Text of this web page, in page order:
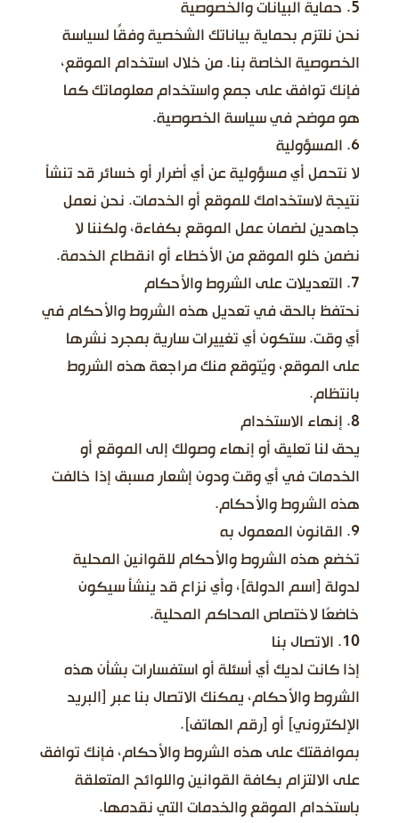
5. حماية البيانات والخصوصية
نحن نلتزم بحماية بياناتك الشخصية وفقًا لسياسة
الخصوصية الخاصة بنا. من خلال استخدام الموقع،
فإنك توافق على جمع واستخدام معلوماتك كما
هو موضح في سياسة الخصوصية.
6. المسؤولية
لا نتحمل أي مسؤولية عن أي أضرار أو خسائر قد تنشأ
نتيجة لاستخدامك للموقع أو الخدمات. نحن نعمل
جاهدين لضمان عمل الموقع بكفاءة، ولكننا لا
نضمن خلو الموقع من الأخطاء أو انقطاع الخدمة.
7. التعديلات على الشروط والأحكام
نحتفظ بالحق في تعديل هذه الشروط والأحكام في
أي وقت. ستكون أي تغييرات سارية بمجرد نشرها
على الموقع، ويُتوقع منك مراجعة هذه الشروط
بانتظام.
8. إنهاء الاستخدام
يحق لنا تعليق أو إنهاء وصولك إلى الموقع أو
الخدمات في أي وقت ودون إشعار مسبق إذا خالفت
هذه الشروط والأحكام.
9. القانون المعمول به
تخضع هذه الشروط والأحكام للقوانين المحلية
لدولة [اسم الدولة]، وأي نزاع قد ينشأ سيكون
خاضعًا لاختصاص المحاكم المحلية.
10. الاتصال بنا
إذا كانت لديك أي أسئلة أو استفسارات بشأن هذه
الشروط والأحكام، يمكنك الاتصال بنا عبر [البريد
الإلكتروني] أو [رقم الهاتف].
بموافقتك على هذه الشروط والأحكام، فإنك توافق
على الالتزام بكافة القوانين واللوائح المتعلقة
باستخدام الموقع والخدمات التي نقدمها.